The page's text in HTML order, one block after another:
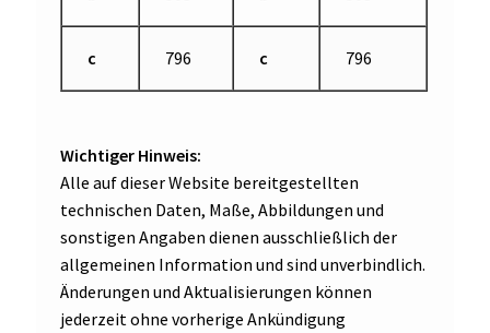
c 796 c 796
Wichtiger Hinweis:
Alle auf dieser Website bereitgestellten
technischen Daten, Maße, Abbildungen und
sonstigen Angaben dienen ausschließlich der
allgemeinen Information und sind unverbindlich.
Änderungen und Aktualisierungen können
jederzeit ohne vorherige Ankündigung